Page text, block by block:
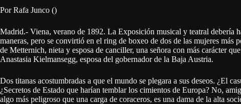
Por Rafa Junco ()
Madrid.- Viena, verano de 1892. La Exposición musical y teatral debería
maneras, pero se convirtió en el ring de boxeo de dos de las mujeres más
de Metternich, nieta y esposa de canciller, una señora con más carácter
Anastasia Kielmansegg, esposa del gobernador de la Baja Austria.
Dos titanas acostumbradas a que el mundo se plegara a sus deseos. ¿El
¿Secretos de Estado que harían temblar los cimientos de Europa? No,
algo más peligroso que una carga de coraceros, es una dama de la alta